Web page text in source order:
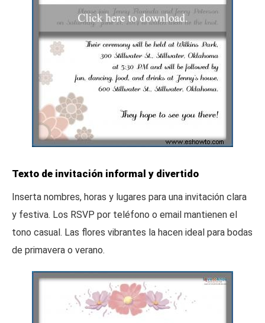
Texto de invitación informal y divertido
Inserta nombres, horas y lugares para una invitación clara
y festiva. Los RSVP por teléfono o email mantienen el
tono casual. Las flores vibrantes la hacen ideal para bodas
de primavera o verano.